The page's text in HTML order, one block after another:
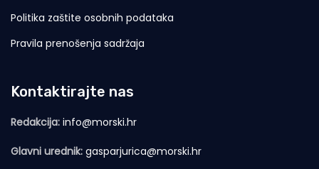
Politika zaštite osobnih podataka
Pravila prenošenja sadržaja
Kontaktirajte nas
Redakcija: info@morski.hr
Glavni urednik: gasparjurica@morski.hr